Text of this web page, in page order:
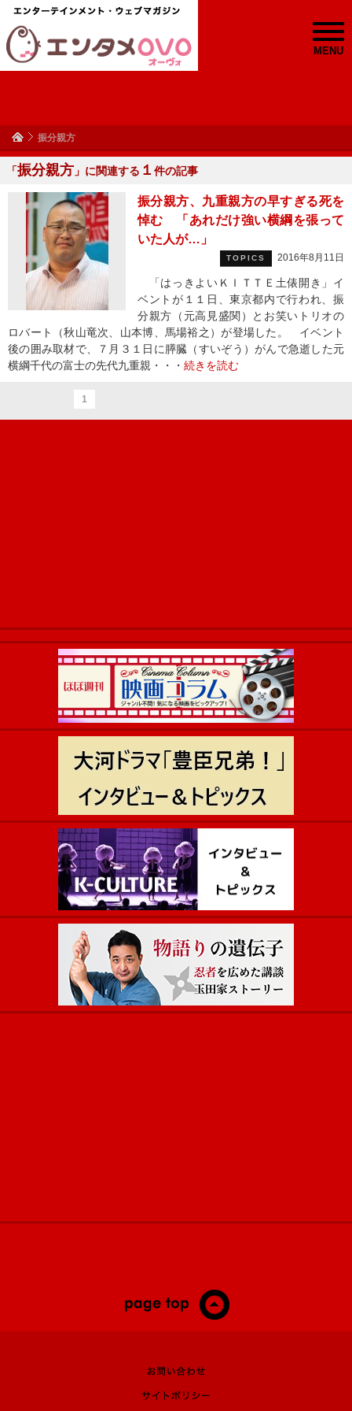
MENU
振分親方
「振分親方 」に関連する １ 件の記事
振分親方、九重親方の早すぎる死を
悼む 「あれだけ強い横綱を張って
いた人が…」
TOPICS 2016年8月11日
「はっきよいＫＩＴＴＥ土俵開き」イ
ベントが１１日、東京都内で行われ、振
分親方（元高見盛関）とお笑いトリオの
ロバート（秋山竜次、山本博、馬場裕之）が登場した。 イベント
後の囲み取材で、７月３１日に膵臓（すいぞう）がんで急逝した元
横綱千代の富士の先代九重親・・・ 続きを読む
1